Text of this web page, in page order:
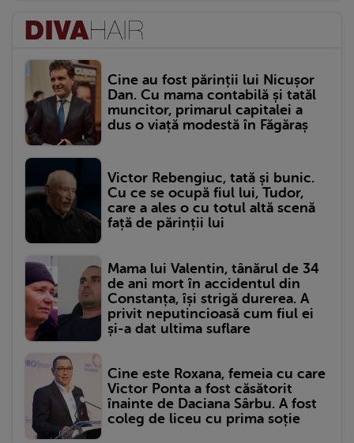
Cine au fost părinții lui Nicușor
Dan. Cu mama contabilă și tatăl
muncitor, primarul capitalei a
dus o viață modestă în Făgăraș
Victor Rebengiuc, tată și bunic.
Cu ce se ocupă fiul lui, Tudor,
care a ales o cu totul altă scenă
față de părinții lui
Mama lui Valentin, tânărul de 34
de ani mort în accidentul din
Constanța, își strigă durerea. A
privit neputincioasă cum fiul ei
și-a dat ultima suflare
Cine este Roxana, femeia cu care
Victor Ponta a fost căsătorit
înainte de Daciana Sârbu. A fost
coleg de liceu cu prima soție